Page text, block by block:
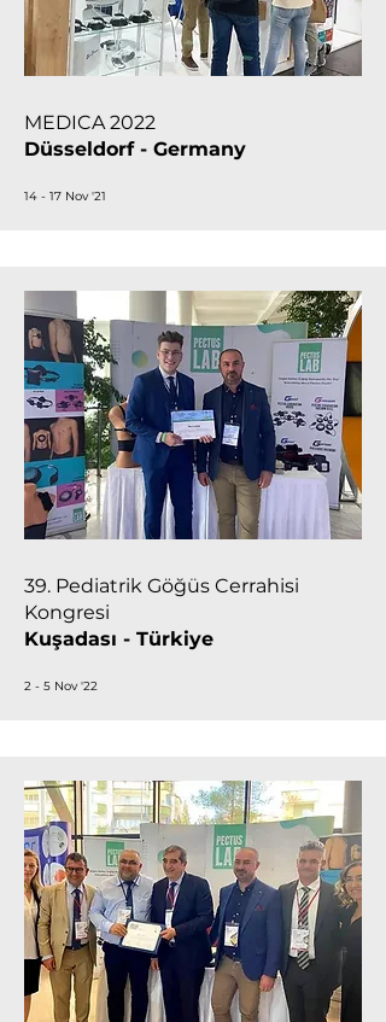
MEDICA 2022
Düsseldorf - Germany
14 - 17 Nov '21
39. Pediatrik Göğüs Cerrahisi
Kongresi
Kuşadası - Türkiye
2 - 5 Nov '22